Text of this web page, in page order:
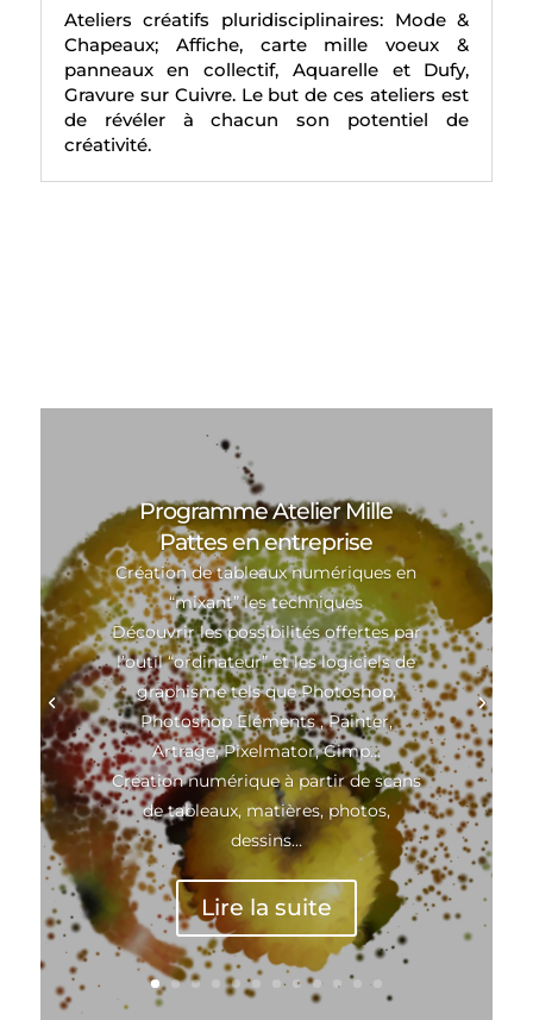
Ateliers créatifs pluridisciplinaires: Mode &
Chapeaux; Affiche, carte mille voeux &
panneaux en collectif, Aquarelle et Dufy,
Gravure sur Cuivre. Le but de ces ateliers est
de révéler à chacun son potentiel de
créativité.
Programme Atelier Mille
Pattes en entreprise
Création de tableaux numériques en
“mixant” les techniques
Découvrir les possibilités offertes par
l’outil “ordinateur” et les logiciels de
graphisme tels que Photoshop,
Photoshop Eléments , Painter,
Artrage, Pixelmator, Gimp…
Création numérique à partir de scans
de tableaux, matières, photos,
dessins…
Lire la suite